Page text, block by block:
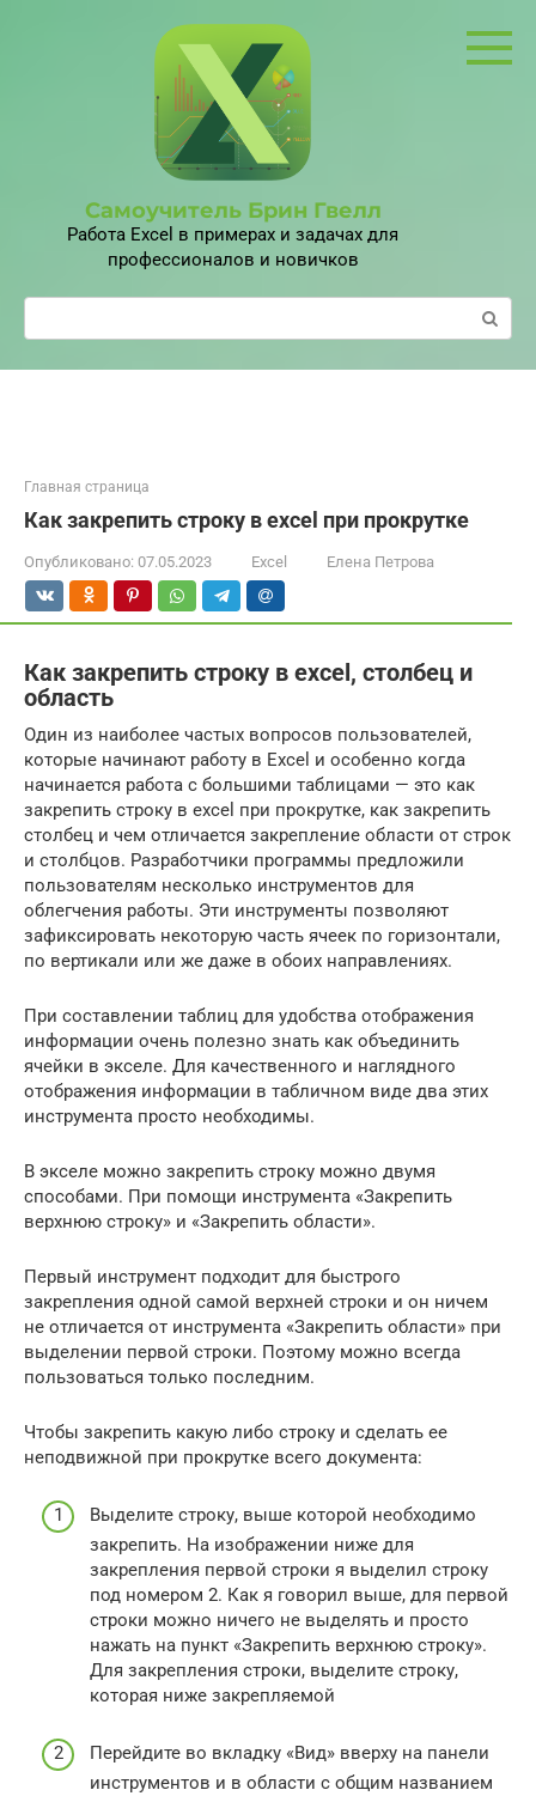
Самоучитель Брин Гвелл
Работа Excel в примерах и задачах для
профессионалов и новичков
Поиск:
Главная страница
Как закрепить строку в excel при прокрутке
Опубликовано: 07.05.2023 Excel Елена Петрова
Как закрепить строку в excel, столбец и
область
Один из наиболее частых вопросов пользователей,
которые начинают работу в Excel и особенно когда
начинается работа с большими таблицами — это как
закрепить строку в excel при прокрутке, как закрепить
столбец и чем отличается закрепление области от строк
и столбцов. Разработчики программы предложили
пользователям несколько инструментов для
облегчения работы. Эти инструменты позволяют
зафиксировать некоторую часть ячеек по горизонтали,
по вертикали или же даже в обоих направлениях.
При составлении таблиц для удобства отображения
информации очень полезно знать как объединить
ячейки в экселе. Для качественного и наглядного
отображения информации в табличном виде два этих
инструмента просто необходимы.
В экселе можно закрепить строку можно двумя
способами. При помощи инструмента «Закрепить
верхнюю строку» и «Закрепить области».
Первый инструмент подходит для быстрого
закрепления одной самой верхней строки и он ничем
не отличается от инструмента «Закрепить области» при
выделении первой строки. Поэтому можно всегда
пользоваться только последним.
Чтобы закрепить какую либо строку и сделать ее
неподвижной при прокрутке всего документа:
Выделите строку, выше которой необходимо
закрепить. На изображении ниже для
закрепления первой строки я выделил строку
под номером 2. Как я говорил выше, для первой
строки можно ничего не выделять и просто
нажать на пункт «Закрепить верхнюю строку».
Для закрепления строки, выделите строку,
которая ниже закрепляемой
Перейдите во вкладку «Вид» вверху на панели
инструментов и в области с общим названием